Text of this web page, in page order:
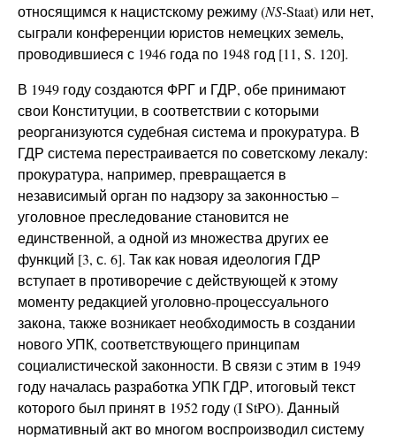
относящимся к нацистскому режиму (NS-Staat) или нет,
сыграли конференции юристов немецких земель,
проводившиеся с 1946 года по 1948 год [11, S. 120].
В 1949 году создаются ФРГ и ГДР, обе принимают
свои Конституции, в соответствии с которыми
реорганизуются судебная система и прокуратура. В
ГДР система перестраивается по советскому лекалу:
прокуратура, например, превращается в
независимый орган по надзору за законностью –
уголовное преследование становится не
единственной, а одной из множества других ее
функций [3, с. 6]. Так как новая идеология ГДР
вступает в противоречие с действующей к этому
моменту редакцией уголовно-процессуального
закона, также возникает необходимость в создании
нового УПК, соответствующего принципам
социалистической законности. В связи с этим в 1949
году началась разработка УПК ГДР, итоговый текст
которого был принят в 1952 году (I StPO). Данный
нормативный акт во многом воспроизводил систему